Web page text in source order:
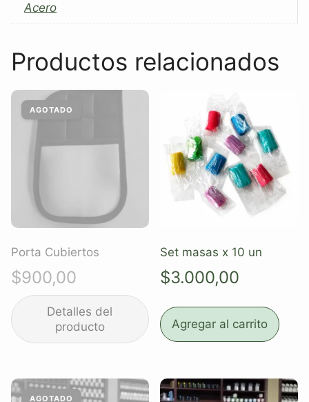
Acero
Productos relacionados
Porta Cubiertos
$900,00
Set masas x 10 un
$3.000,00
Agregar al carrito